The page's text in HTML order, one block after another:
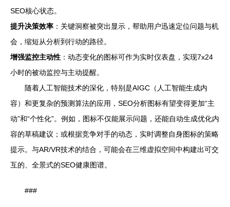
SEO核心状态。
提升决策效率 ：关键洞察被突出显示，帮助用户迅速定位问题与机
会，缩短从分析到行动的路径。
增强监控主动性 ：动态变化的图标可作为实时仪表盘，实现7x24
小时的被动监控与主动提醒。
随着人工智能技术的深化，特别是AIGC（人工智能生成内
容）和更复杂的预测算法的应用，SEO分析图标有望变得更加“主
动”和“个性化”。例如，图标不仅能展示问题，还能自动生成优化内
容的草稿建议；或根据竞争对手的动态，实时调整自身图标的策略
提示。与AR/VR技术的结合，可能会在三维虚拟空间中构建出可交
互的、全景式的SEO健康图谱。
###